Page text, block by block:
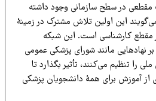
در سطح سازمانی وجود داشته
این اولین تلاش مشترک در زمینهٔ
کارشناسی است. این شبکه
مانند شورای پزشکی عمومی
تنظیم می‌کنند، تأثیر بگذارد تا
برای همهٔ دانشجویان پزشکی